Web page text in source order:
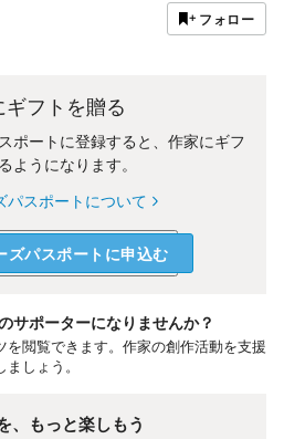
フォロー
フトを贈る
ポートに登録すると、作家にギフ
ようになります。
パスポートについて
ズパスポートに申込む
サポーターになりませんか？
閲覧できます。作家の創作活動を支援
ましょう。
、もっと楽しもう